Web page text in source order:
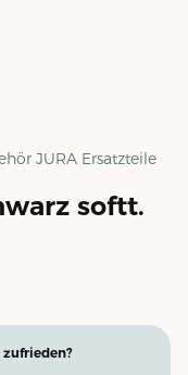
JURA Ersatzteile
softt.